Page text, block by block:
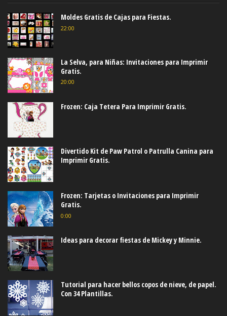
Moldes Gratis de Cajas para Fiestas.
22:00
La Selva, para Niñas: Invitaciones para Imprimir
Gratis.
20:00
Frozen: Caja Tetera Para Imprimir Gratis.
Divertido Kit de Paw Patrol o Patrulla Canina para
Imprimir Gratis.
Frozen: Tarjetas o Invitaciones para Imprimir
Gratis.
0:00
Ideas para decorar fiestas de Mickey y Minnie.
Tutorial para hacer bellos copos de nieve, de papel.
Con 34 Plantillas.